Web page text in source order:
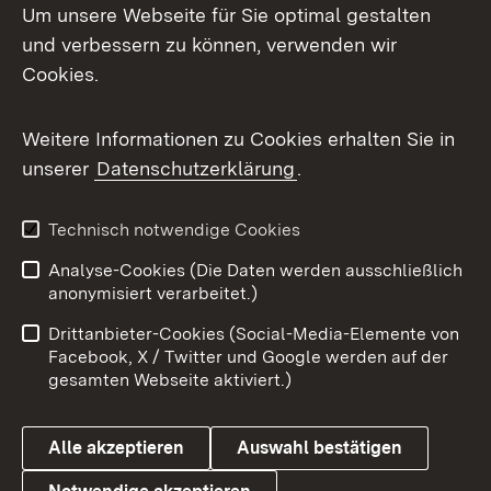
Facebook
X / Twitter
Youtube
Impressum
Kontakt
Barrierefreiheit
Datenschutz
Cookies
Um unsere Webseite für Sie optimal gestalten
und verbessern zu können, verwenden wir
Cookies.
Weitere Informationen zu Cookies erhalten Sie in
unserer Datenschutzerklärung.
Technisch notwendige Cookies
Analyse-Cookies (Die Daten werden ausschließlich
anonymisiert verarbeitet.)
Drittanbieter-Cookies (Social-Media-Elemente von
Facebook, X / Twitter und Google werden auf der
gesamten Webseite aktiviert.)
Alle akzeptieren Auswahl bestätigen